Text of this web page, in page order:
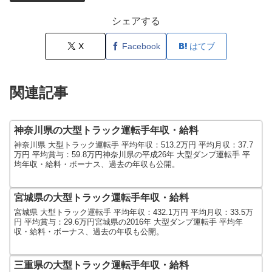
シェアする
X Facebook はてブ
関連記事
神奈川県の大型トラック運転手年収・給料
神奈川県 大型トラック運転手 平均年収：513.2万円 平均月収：37.7
万円 平均賞与：59.8万円神奈川県の平成26年 大型ダンプ運転手 平
均年収・給料・ボーナス、過去の年収も公開。
宮城県の大型トラック運転手年収・給料
宮城県 大型トラック運転手 平均年収：432.1万円 平均月収：33.5万
円 平均賞与：29.6万円宮城県の2016年 大型ダンプ運転手 平均年
収・給料・ボーナス、過去の年収も公開。
三重県の大型トラック運転手年収・給料